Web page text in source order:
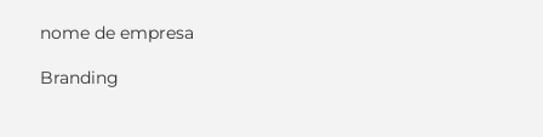
nome de empresa
Branding